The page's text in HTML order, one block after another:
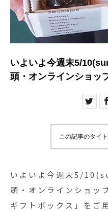
いよいよ今週末5/
頭・オンラインショッ
間に心が躍るような雑
standさんに制作して
す).HÅUSのオンライ
アカウントのプロフィ
できます。HÅUSの定
この記事のタイ
いよいよ今週末5/
頭・オンラインショッ
ギフトボックス」をご